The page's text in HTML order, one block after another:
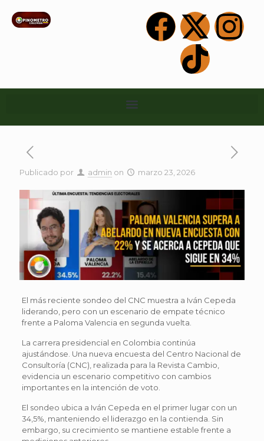
Publicado por admin on marzo 23, 2026
El más reciente sondeo del CNC muestra a Iván Cepeda
liderando, pero con un escenario de empate técnico
frente a Paloma Valencia en segunda vuelta.
La carrera presidencial en Colombia continúa
ajustándose. Una nueva encuesta del Centro Nacional de
Consultoría (CNC), realizada para la Revista Cambio,
evidencia un escenario competitivo con cambios
importantes en la intención de voto.
El sondeo ubica a Iván Cepeda en el primer lugar con un
34,5%, manteniendo el liderazgo en la contienda. Sin
embargo, su crecimiento se mantiene estable frente a